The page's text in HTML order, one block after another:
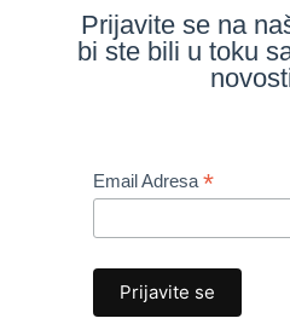
Prijavite se na
bi ste bili u toku
Email Adresa*